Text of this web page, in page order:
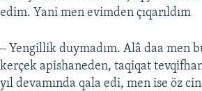
edim. Yani men evimden çıqarıldım
‒ Yengillik duymadım. Alâ daa men
kerçek apishaneden, taqiqat
yıl devamında qala edi, men ise öz